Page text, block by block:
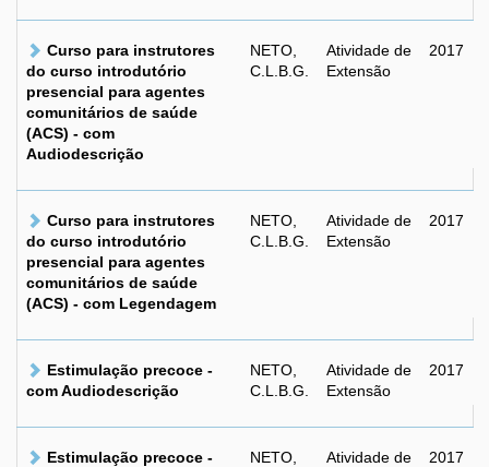
Curso para instrutores
do curso introdutório
presencial para agentes
comunitários de saúde
(ACS) - com
Audiodescrição
NETO,
C.L.B.G.
Atividade de
Extensão
2017
Curso para instrutores
do curso introdutório
presencial para agentes
comunitários de saúde
(ACS) - com Legendagem
NETO,
C.L.B.G.
Atividade de
Extensão
2017
Estimulação precoce -
com Audiodescrição
NETO,
C.L.B.G.
Atividade de
Extensão
2017
Estimulação precoce -
NETO,
Atividade de
2017